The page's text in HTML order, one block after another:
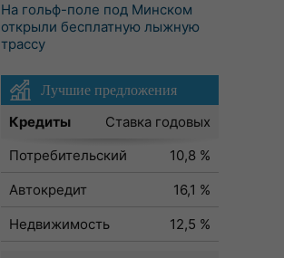
На гольф-поле под Минском
открыли бесплатную лыжную
трассу
Лучшие предложения
Кредиты
Ставка годовых
Потребительский
10,8 %
Автокредит
16,1 %
Недвижимость
12,5 %